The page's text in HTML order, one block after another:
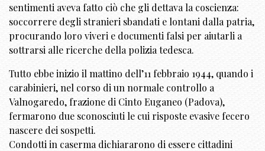
sentimenti aveva fatto ciò che gli dettava la coscienza:
soccorrere degli stranieri sbandati e lontani dalla patria,
procurando loro viveri e documenti falsi per aiutarli a
sottrarsi alle ricerche della polizia tedesca.
Tutto ebbe inizio il mattino dell’11 febbraio 1944, quando i
carabinieri, nel corso di un normale controllo a
Valnogaredo, frazione di Cinto Euganeo (Padova),
fermarono due sconosciuti le cui risposte evasive fecero
nascere dei sospetti.
Condotti in caserma dichiararono di essere cittadini